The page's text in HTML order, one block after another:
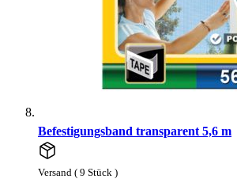
Befestigungsband transparent 5,6 m
Versand ( 9 Stück )